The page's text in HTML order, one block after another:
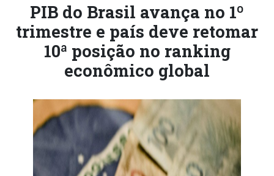
PIB do Brasil avança no 1º
trimestre e país deve retomar
10ª posição no ranking
econômico global